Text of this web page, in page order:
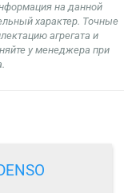
на данной
характер. Точные
агрегата и
у менеджера при